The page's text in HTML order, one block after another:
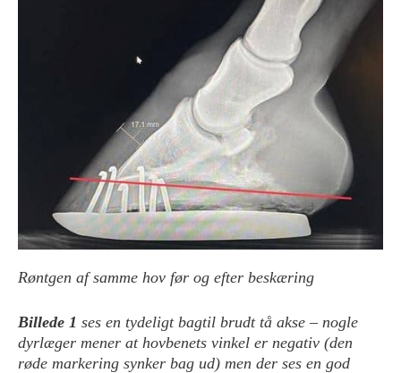
Røntgen af samme hov før og efter beskæring
Billede 1 ses en tydeligt bagtil brudt tå akse – nogle
dyrlæger mener at hovbenets vinkel er negativ (den
røde markering synker bag ud) men der ses en god